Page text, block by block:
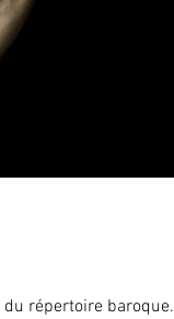
répertoire baroque.